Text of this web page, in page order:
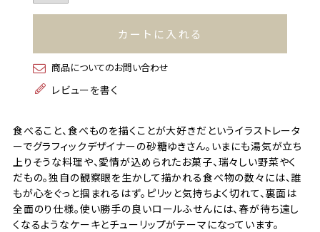
カートに入れる
商品についてのお問い合わせ
レビューを書く
食べること、食べものを描くことが大好きだというイラストレータ
ーでグラフィックデザイナーの砂糖ゆきさん。いまにも湯気が立ち
上りそうな料理や、愛情が込められたお菓子、瑞々しい野菜やく
だもの。独自の観察眼を生かして描かれる食べ物の数々には、誰
もが心をぐっと掴まれるはず。ピリッと気持ちよく切れて、裏面は
全面のり仕様。使い勝手の良いロールふせんには、春が待ち遠し
くなるようなケーキとチューリップがテーマになっています。